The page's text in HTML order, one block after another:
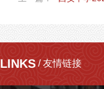
LINKS / 友情链接